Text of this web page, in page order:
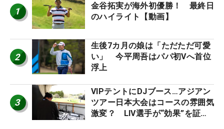
1
金谷拓実が海外初優勝！ 最終日
のハイライト【動画】
2
生後7カ月の娘は「ただただ可愛
い」 今平周吾はパパ初Vへ首位
浮上
3
VIPテントにDJブース…アジアン
ツアー日本大会はコースの雰囲気
激変？ LIV選手が“効果”を証言